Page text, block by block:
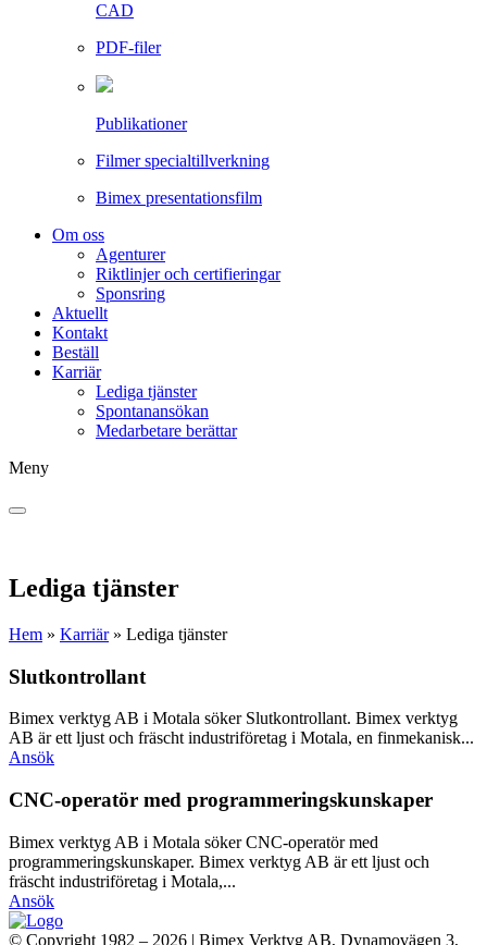
CAD
PDF-filer
Publikationer
Filmer specialtillverkning
Bimex presentationsfilm
Om oss
Agenturer
Riktlinjer och certifieringar
Sponsring
Aktuellt
Kontakt
Beställ
Karriär
Lediga tjänster
Spontanansökan
Medarbetare berättar
Meny
Lediga tjänster
Hem » Karriär» Lediga tjänster
Slutkontrollant
Bimex verktyg AB i Motala söker Slutkontrollant. Bimex verktyg
AB är ett ljust och fräscht industriföretag i Motala, en finmekanisk...
Ansök
CNC-operatör med programmeringskunskaper
Bimex verktyg AB i Motala söker CNC-operatör med
programmeringskunskaper. Bimex verktyg AB är ett ljust och
fräscht industriföretag i Motala,...
Ansök
© Copyright 1982 – 2026 | Bimex Verktyg AB, Dynamovägen 3,